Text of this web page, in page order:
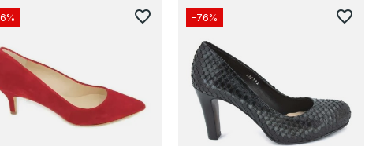
favorite_border -76% favorite_border